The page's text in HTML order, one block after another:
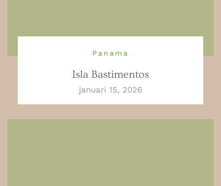
Panama
Isla Bastimentos
januari 15, 2026